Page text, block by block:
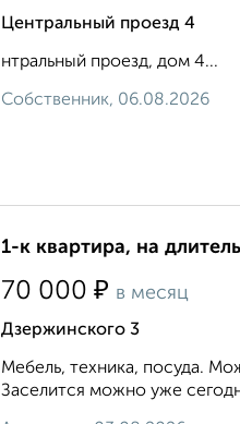
Центральный проезд 4
нтральный проезд, дом 4...
Собственник, 06.08.2026
1-к квартира, на
70 000 ₽ в месяц
Дзержинского 3
Мебель, техника, посуда.
Заселится можно уже